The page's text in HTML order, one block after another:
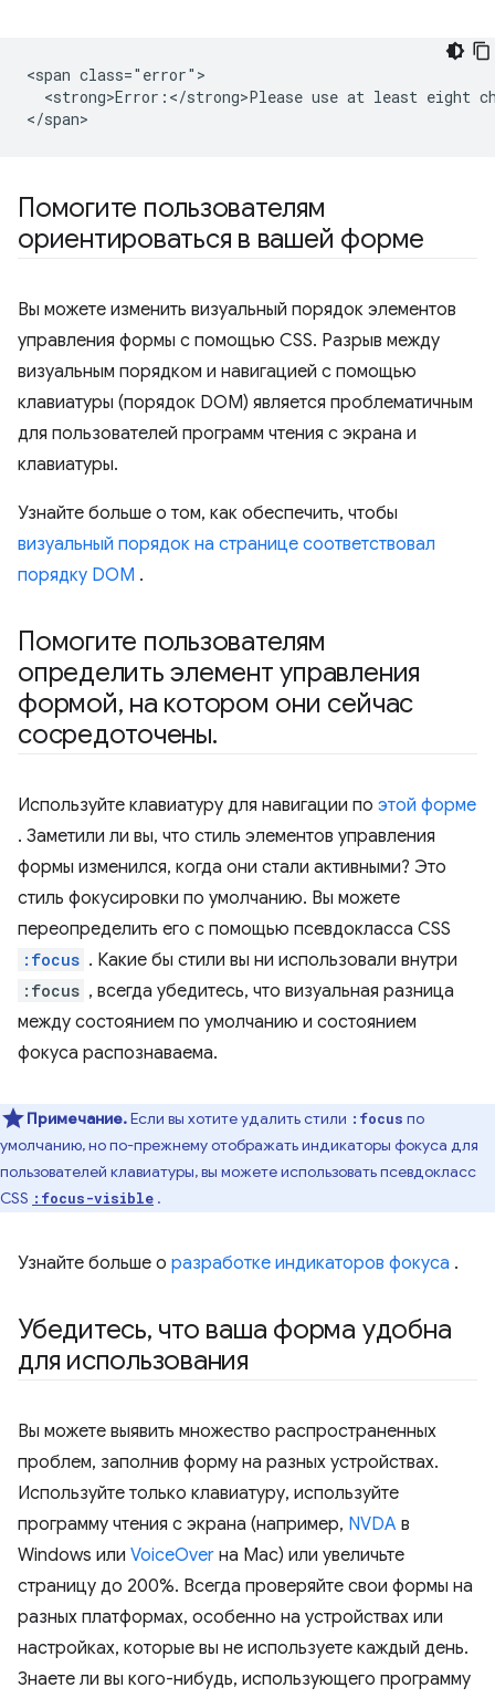
<span class="error">
<strong>Error:</strong>Please use at least eight
Помогите пользователям
ориентироваться в вашей форме
Вы можете изменить визуальный порядок элементов
управления формы с помощью CSS. Разрыв между
визуальным порядком и навигацией с помощью
клавиатуры (порядок DOM) является проблематичным
для пользователей программ чтения с экрана и
клавиатуры.
Узнайте больше о том, как обеспечить, чтобы
визуальный порядок на странице соответствовал
порядку DOM .
Помогите пользователям
определить элемент управления
формой, на котором они сейчас
сосредоточены.
Используйте клавиатуру для навигации по этой форме
. Заметили ли вы, что стиль элементов управления
формы изменился, когда они стали активными? Это
стиль фокусировки по умолчанию. Вы можете
переопределить его с помощью псевдокласса CSS
:focus . Какие бы стили вы ни использовали внутри
:focus , всегда убедитесь, что визуальная разница
между состоянием по умолчанию и состоянием
фокуса распознаваема.
Примечание.Если вы хотите удалить стили :focus по
умолчанию, но по-прежнему отображать индикаторы фокуса для
пользователей клавиатуры, вы можете использовать псевдокласс
CSS :focus-visible .
Узнайте больше о разработке индикаторов фокуса .
Убедитесь, что ваша форма удобна
для использования
Вы можете выявить множество распространенных
проблем, заполнив форму на разных устройствах.
Используйте только клавиатуру, используйте
программу чтения с экрана (например, NVDA в
Windows или VoiceOver на Mac) или увеличьте
страницу до 200%. Всегда проверяйте свои формы на
разных платформах, особенно на устройствах или
настройках, которые вы не используете каждый день.
Знаете ли вы кого-нибудь, использующего программу